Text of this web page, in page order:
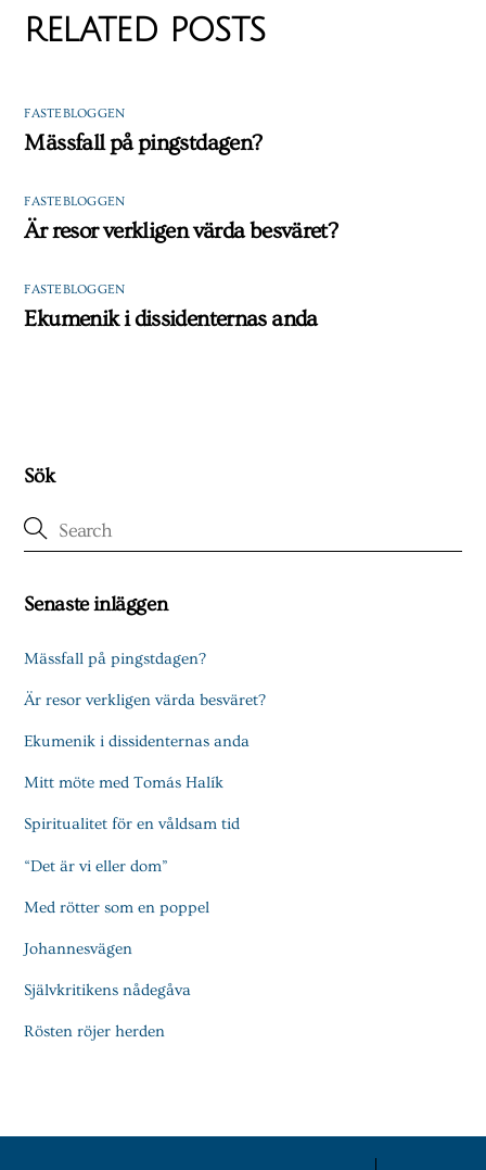
RELATED POSTS
FASTEBLOGGEN
Mässfall på pingstdagen?
FASTEBLOGGEN
Är resor verkligen värda besväret?
FASTEBLOGGEN
Ekumenik i dissidenternas anda
Sök
Senaste inläggen
Mässfall på pingstdagen?
Är resor verkligen värda besväret?
Ekumenik i dissidenternas anda
Mitt möte med Tomás Halík
Spiritualitet för en våldsam tid
“Det är vi eller dom”
Med rötter som en poppel
Johannesvägen
Självkritikens nådegåva
Rösten röjer herden